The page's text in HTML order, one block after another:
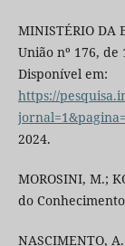
MINISTÉRIO DA
União nº 176, de
Disponível em:
https://
2024.
MOROSINI, M.;
do
NASCIMENTO,